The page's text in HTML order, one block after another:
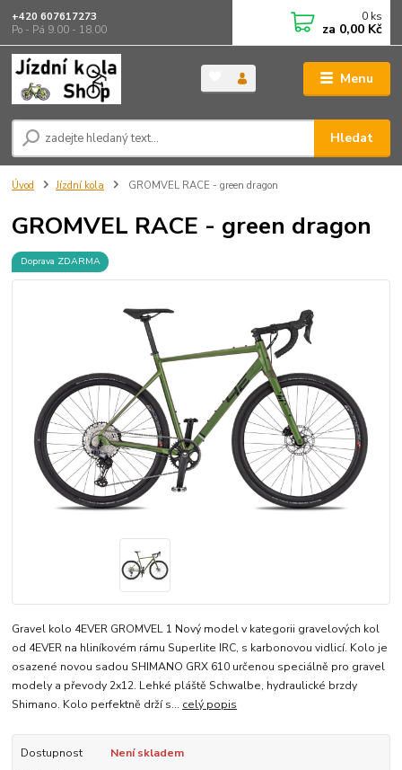
Menu
Hledat
+420 607617273
Po - Pá 9.00 - 18.00
0 ks
za 0,00 Kč
Úvod Jízdní kola GROMVEL RACE - green dragon
GROMVEL RACE - green dragon
Doprava ZDARMA
Gravel kolo 4EVER GROMVEL 1 Nový model v kategorii gravelových kol
od 4EVER na hliníkovém rámu Superlite IRC, s karbonovou vidlicí. Kolo je
osazené novou sadou SHIMANO GRX 610 určenou speciálně pro gravel
modely a převody 2x12. Lehké pláště Schwalbe, hydraulické brzdy
Shimano. Kolo perfektně drží s... celý popis
Dostupnost
Není skladem